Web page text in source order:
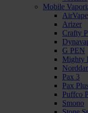
Mobile
AirVape
Arizer
Crafty
G PEN
Mighty
Pax 3
Pax
Puffco
Smono